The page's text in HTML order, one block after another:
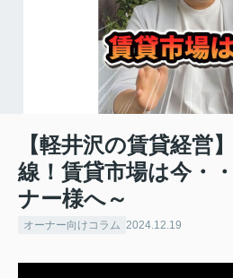
【軽井沢の賃貸経営
線！賃貸市場は今・
ナー様へ～
オーナー向けコラム 2024.12.19